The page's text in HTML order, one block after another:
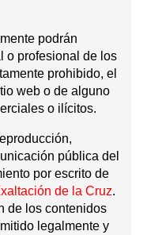
podrán
o profesional de los
prohibido, el
web o de alguno
o ilícitos.
pública del
por escrito de
de la Cruz.
de los contenidos
legalmente y